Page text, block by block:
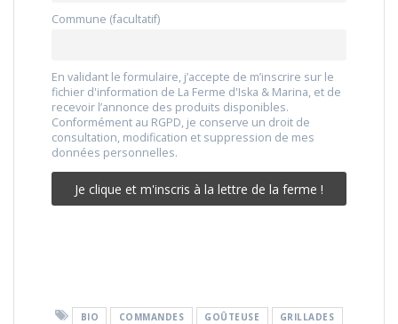
Commune (facultatif)
En validant le formulaire, j’accepte de m’inscrire sur le
fichier d'information de La Ferme d'Iska & Marina, et de
recevoir l’annonce des produits disponibles.
Conformément au RGPD, je conserve un droit de
consultation, modification et suppression de mes
données personnelles.
BIO COMMANDES GOÛTEUSE
GRILLADES